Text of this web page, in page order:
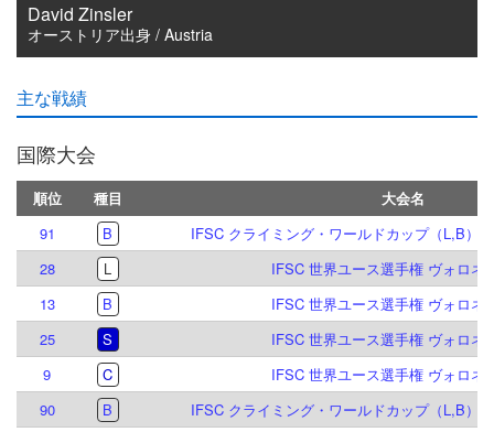
David Zinsler
オーストリア出身 / Austria
主な戦績
国際大会
順位 種目
大会名
91
B
IFSC クライミング・ワールドカップ（L,B）
28
L
IFSC 世界ユース選手権 ヴォロネ
13
B
IFSC 世界ユース選手権 ヴォロネ
25
S
IFSC 世界ユース選手権 ヴォロネ
9
C
IFSC 世界ユース選手権 ヴォロネ
90
B
IFSC クライミング・ワールドカップ（L,B）